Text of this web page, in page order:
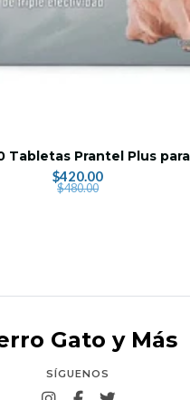
Tabletas Prantel Plus
$420.00
$480.00
Gato y Más
SÍGUENOS